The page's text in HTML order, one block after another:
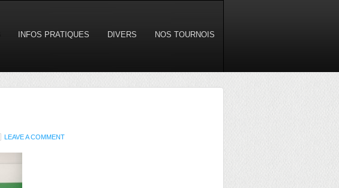
INFOS PRATIQUES DIVERS NOS TOURNOIS
LEAVE A COMMENT